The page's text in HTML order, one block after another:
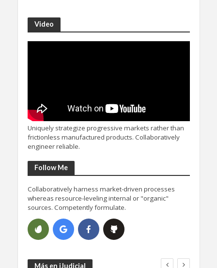
Video
Uniquely strategize progressive markets rather than
frictionless manufactured products. Collaboratively
engineer reliable.
Follow Me
Collaboratively harness market-driven processes
whereas resource-leveling internal or "organic"
sources. Competently formulate.
Más en iJudicial